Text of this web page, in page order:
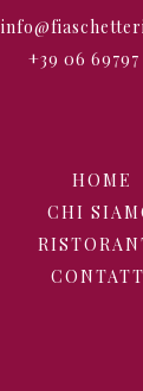
+39 06 69797
HOME
CHI